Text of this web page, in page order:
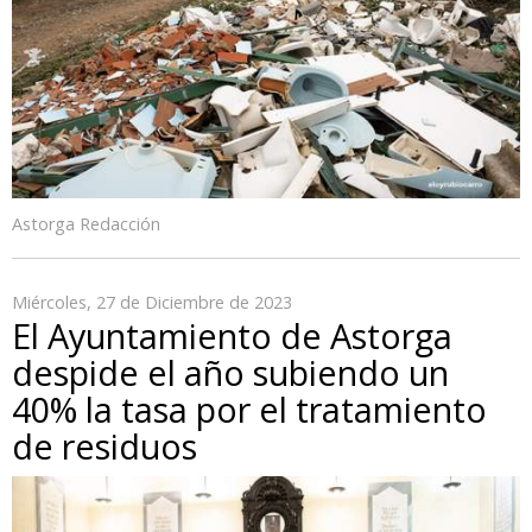
Astorga Redacción
Miércoles, 27 de Diciembre de 2023
El Ayuntamiento de Astorga
despide el año subiendo un
40% la tasa por el tratamiento
de residuos